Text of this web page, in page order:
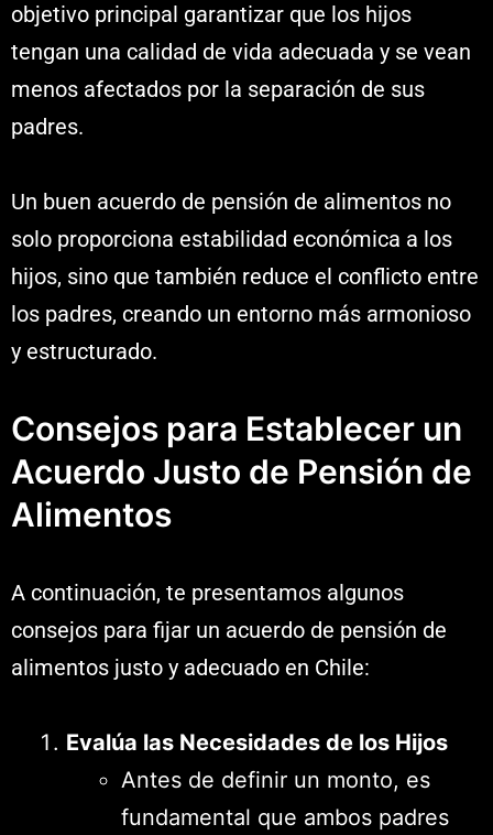
objetivo principal garantizar que los hijos
tengan una calidad de vida adecuada y se vean
menos afectados por la separación de sus
padres.
Un buen acuerdo de pensión de alimentos no
solo proporciona estabilidad económica a los
hijos, sino que también reduce el conflicto entre
los padres, creando un entorno más armonioso
y estructurado.
Consejos para Establecer un
Acuerdo Justo de Pensión de
Alimentos
A continuación, te presentamos algunos
consejos para fijar un acuerdo de pensión de
alimentos justo y adecuado en Chile:
Evalúa las Necesidades de los Hijos
Antes de definir un monto, es
fundamental que ambos padres